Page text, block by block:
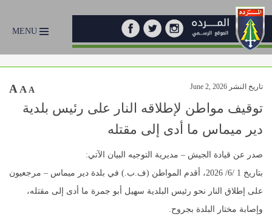
MENU
تاريخ النشر June 2, 2026 A A A
توقيف مواطن لإطلاقه النار على رئيس بلدية
دير ميماس ما أدى إلى مقتله
صدر عن قيادة الجيش – مديرية التوجيه البيان الآتي:
بتاريخ 1 /6/ 2026، أقدم المواطن (ف.ب.) في بلدة دير ميماس – مرجعيون
على إطلاق النار نحو رئيس البلدية سهيل أبو جمرة ما أدى إلى مقتله،
وإصابة مختار البلدة بجروح.